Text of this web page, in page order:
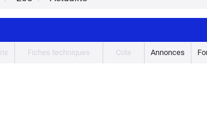
Fiches techniques Cote Annonces